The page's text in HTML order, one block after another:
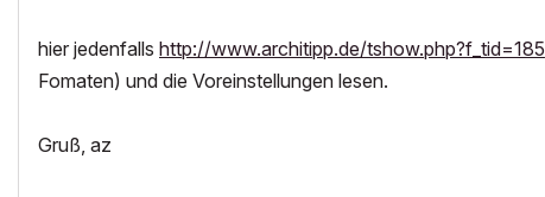
hier jedenfalls http://www.architipp.de/tshow.php?f_tid=185
Fomaten) und die Voreinstellungen lesen.
Gruß, az